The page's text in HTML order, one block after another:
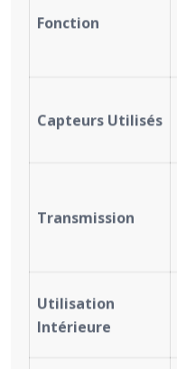
Fonction
Capteurs Utilisés
Transmission
Utilisation
Intérieure